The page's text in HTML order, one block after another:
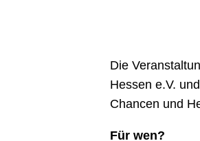
Die
Hessen e.V. und
Chancen und
Für wen?